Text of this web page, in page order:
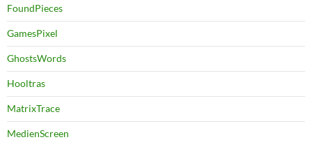
FoundPieces
GamesPixel
GhostsWords
Hooltras
MatrixTrace
MedienScreen